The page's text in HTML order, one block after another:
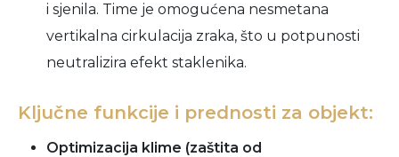
i sjenila. Time je omogućena nesmetana
vertikalna cirkulacija zraka, što u potpunosti
neutralizira efekt staklenika.
Ključne funkcije i prednosti za objekt:
Optimizacija klime (zaštita od